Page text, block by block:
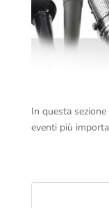
In questa
eventi più